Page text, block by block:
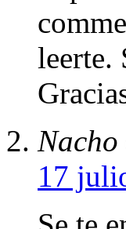
leerte.
Nacho
17